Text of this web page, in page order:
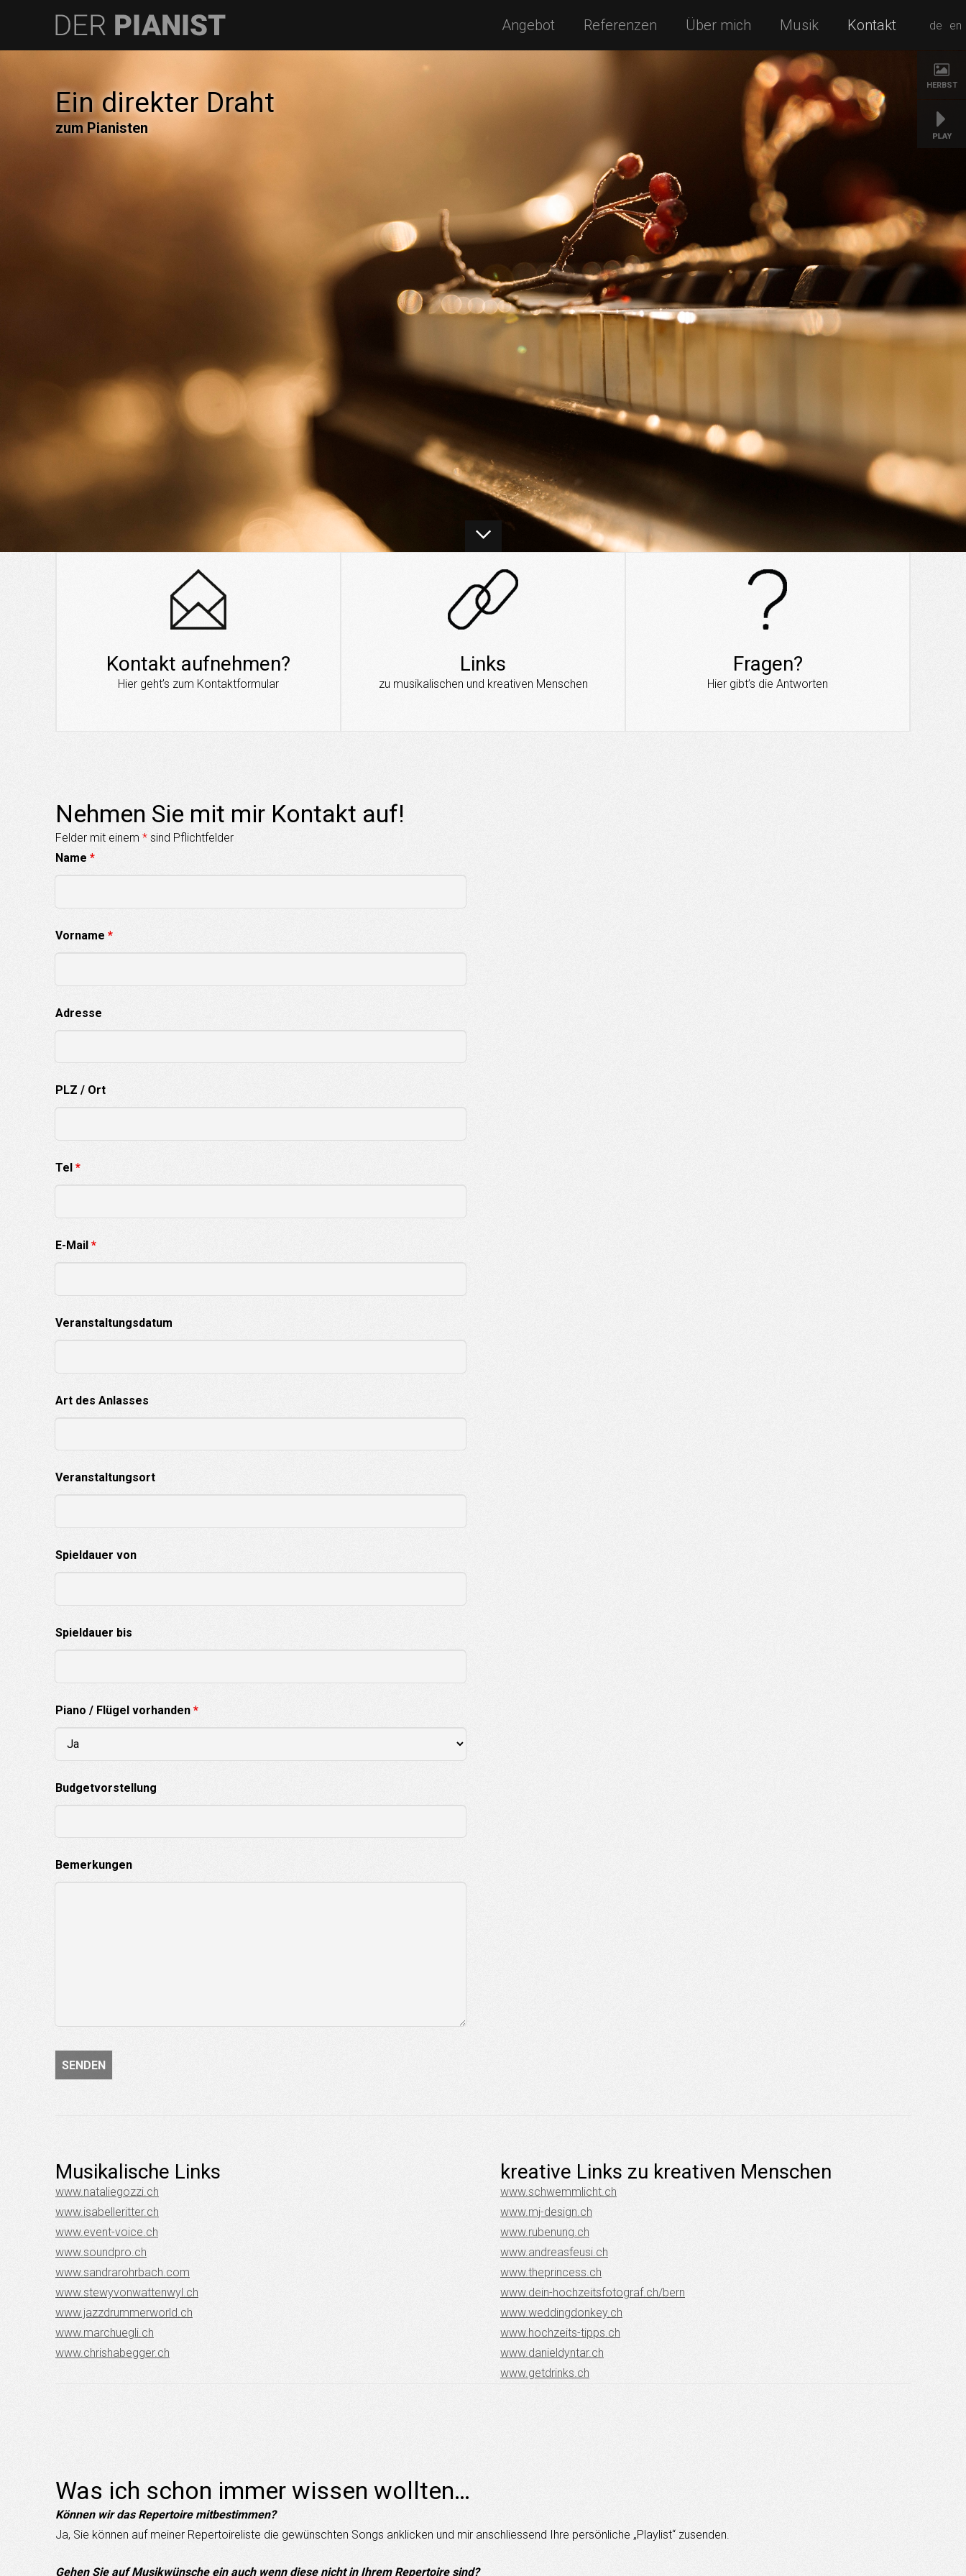
de en
Angebot Referenzen Über mich Musik Kontakt
HERBST
Ein direkter Draht
zum Pianisten
Kontakt aufnehmen?
Hier geht’s zum Kontaktformular
Links
zu musikalischen und kreativen Menschen
Fragen?
Hier gibt’s die Antworten
Nehmen Sie mit mir Kontakt auf!
Felder mit einem * sind Pflichtfelder
Name *
Vorname *
Adresse
PLZ / Ort
Tel *
E-Mail *
Veranstaltungsdatum
Art des Anlasses
Veranstaltungsort
Spieldauer von
Spieldauer bis
Piano / Flügel vorhanden *
Budgetvorstellung
Bemerkungen
Musikalische Links
www.nataliegozzi.ch
www.isabelleritter.ch
www.event-voice.ch
www.soundpro.ch
www.sandrarohrbach.com
www.stewyvonwattenwyl.ch
www.jazzdrummerworld.ch
www.marchuegli.ch
www.chrishabegger.ch
kreative Links zu kreativen Menschen
www.schwemmlicht.ch
www.mj-design.ch
www.rubenung.ch
www.andreasfeusi.ch
www.theprincess.ch
www.dein-hochzeitsfotograf.ch/bern
www.weddingdonkey.ch
www.hochzeits-tipps.ch
www.danieldyntar.ch
www.getdrinks.ch
Was ich schon immer wissen wollten…
Können wir das Repertoire mitbestimmen?
Ja, Sie können auf meiner Repertoireliste die gewünschten Songs anklicken und mir anschliessend Ihre persönliche „Playlist“ zusenden.
Gehen Sie auf Musikwünsche ein auch wenn diese nicht in Ihrem Repertoire sind?